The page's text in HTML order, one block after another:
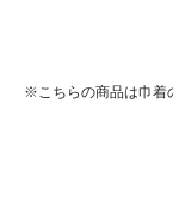
※こちらの商品は巾着